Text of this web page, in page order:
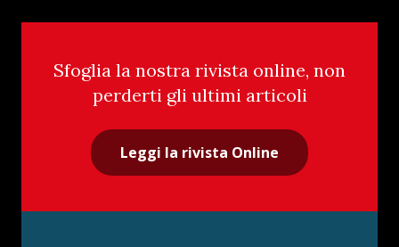
Sfoglia la nostra rivista online, non
perderti gli ultimi articoli
Leggi la rivista Online